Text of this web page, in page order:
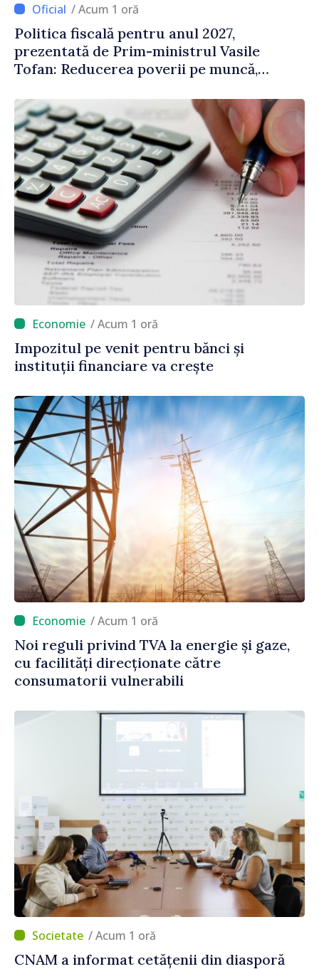
/ Acum 1 oră
Politica fiscală pentru anul 2027,
prezentată de Prim-ministrul Vasile
Tofan: Reducerea poverii pe muncă,
echitabilă
/ Acum 1 oră
Impozitul pe venit pentru bănci și
instituții financiare va crește
/ Acum 1 oră
Noi reguli privind TVA la energie și gaze,
cu facilități direcționate către
consumatorii vulnerabili
/ Acum 1 oră
CNAM a informat cetățenii din diasporă